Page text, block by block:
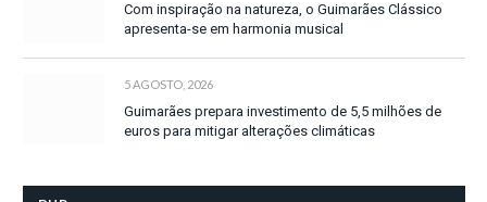
Com inspiração na natureza, o Guimarães Clássico
apresenta-se em harmonia musical
5 AGOSTO, 2026
Guimarães prepara investimento de 5,5 milhões de
euros para mitigar alterações climáticas